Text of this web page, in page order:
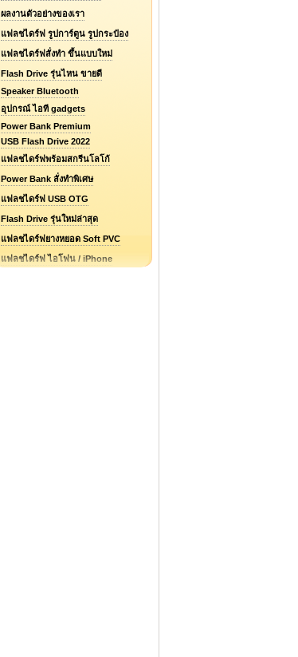
ผลงานตัวอย่างของเรา
แฟลชไดร์ฟ รูปการ์ตูน รูปกระป๋อง
แฟลชไดร์ฟสั่งทำ ขึ้นแบบใหม่
Flash Drive รุ่นไหน ขายดี
Speaker Bluetooth
อุปกรณ์ ไอที gadgets
Power Bank Premium
USB Flash Drive 2022
แฟลชไดร์ฟพร้อมสกรีนโลโก้
Power Bank สั่งทำพิเศษ
แฟลชไดร์ฟ USB OTG
Flash Drive รุ่นใหม่ล่าสุด
แฟลชไดร์ฟยางหยอด Soft PVC
แฟลชไดร์ฟ ไอโฟน / iPhone